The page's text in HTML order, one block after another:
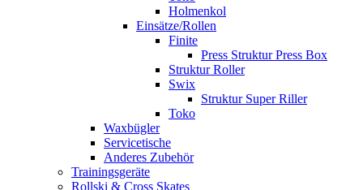
Holmenkol
Einsätze/Rollen
Finite
Press Struktur Press Box
Struktur Roller
Swix
Struktur Super Riller
Toko
Waxbügler
Servicetische
Anderes Zubehör
Trainingsgeräte
Rollski & Cross Skates